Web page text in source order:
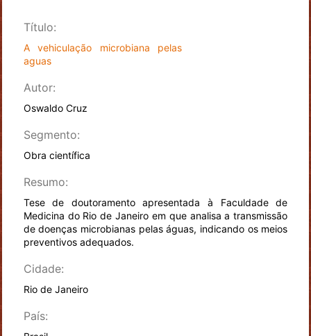
Título:
A vehiculação microbiana pelas
aguas
Autor:
Oswaldo Cruz
Segmento:
Obra científica
Resumo:
Tese de doutoramento apresentada à Faculdade de
Medicina do Rio de Janeiro em que analisa a transmissão
de doenças microbianas pelas águas, indicando os meios
preventivos adequados.
Cidade:
Rio de Janeiro
País: